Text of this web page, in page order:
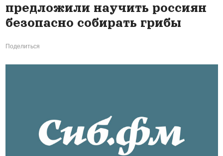
предложили научить россиян
безопасно собирать грибы
Поделиться